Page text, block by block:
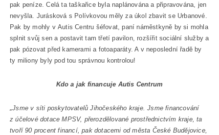
pak peníze. Celá ta taškařice byla naplánována a připravována, jen
nevyšla. Jurásková s Polívkovou měly za úkol zbavit se Urbanové.
Pak by mohly v Autis Centru šéfovat, paní náměstkyně by si mohla
splnit svůj sen a postavit tam třetí pavilon, rozšířit sociální služby a
pak pózovat před kamerami a fotoaparáty. A v neposlední řadě by
ty miliony byly pod tou správnou kontrolou!
Kdo a jak financuje Autis Centrum
„Jsme v síti poskytovatelů Jihočeského kraje. Jsme financování
z účelové dotace MPSV, přerozdělované prostřednictvím kraje, ta
tvoří 90 procent financí, pak dotacemi od města České Budějovice,